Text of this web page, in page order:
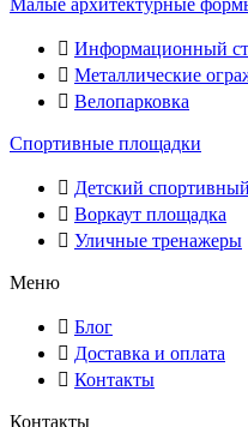
Информационный
Металлические
Велопарковка
Спортивные площадки
Детский
Воркаут площадка
Уличные тренажеры
Меню
Блог
Доставка и оплата
Контакты
Контакты